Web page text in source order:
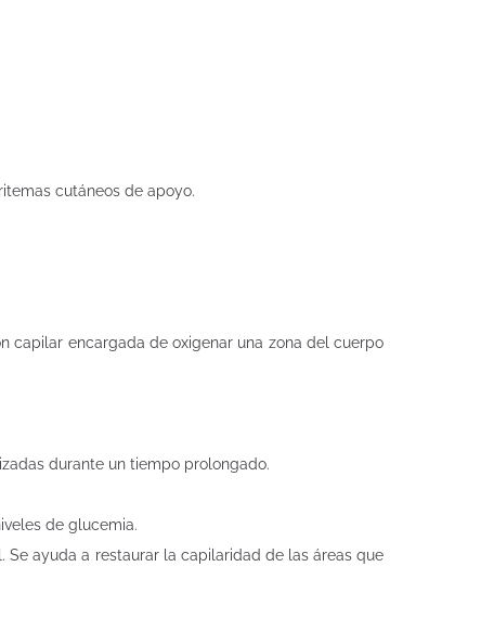
cutáneos de apoyo.
capilar encargada de oxigenar una zona del cuerpo
durante un tiempo prolongado.
de glucemia.
ayuda a restaurar la capilaridad de las áreas que